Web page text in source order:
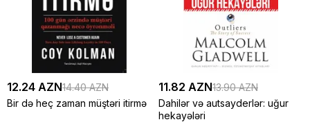
12.24 AZN14.40 AZN
Bir də heç zaman müştəri itirmə
11.82 AZN13.90 AZN
Dahilər və autsayderlər: uğur
hekayələri